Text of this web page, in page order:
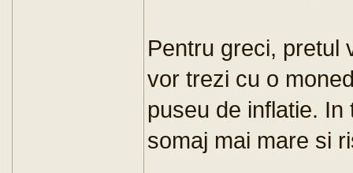
Pentru greci, pretul
vor trezi cu o
puseu de inflatie.
somaj mai mare si